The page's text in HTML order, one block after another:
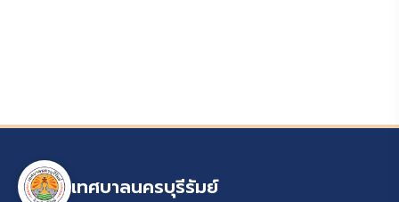
เทศบาลนครบุรีรัมย์